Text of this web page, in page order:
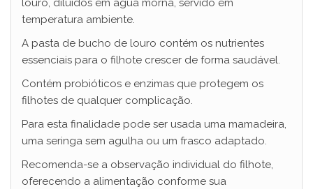
louro, diluídos em água morna, servido em
temperatura ambiente.
A pasta de bucho de louro contém os nutrientes
essenciais para o filhote crescer de forma saudável.
Contém probióticos e enzimas que protegem os
filhotes de qualquer complicação.
Para esta finalidade pode ser usada uma mamadeira,
uma seringa sem agulha ou um frasco adaptado.
Recomenda-se a observação individual do filhote,
oferecendo a alimentação conforme sua